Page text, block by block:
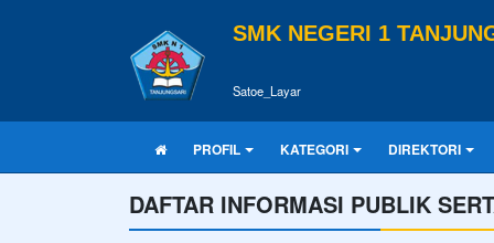
SMK NEGERI 1
Satoe_Layar
PROFIL KATEGORI DIREKTORI
DAFTAR INFORMASI PUBLIK